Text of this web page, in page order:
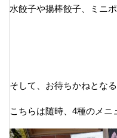
水餃子や揚棒餃子、ミニ
そして、お待ちかねとな
こちらは随時、4種のメニ